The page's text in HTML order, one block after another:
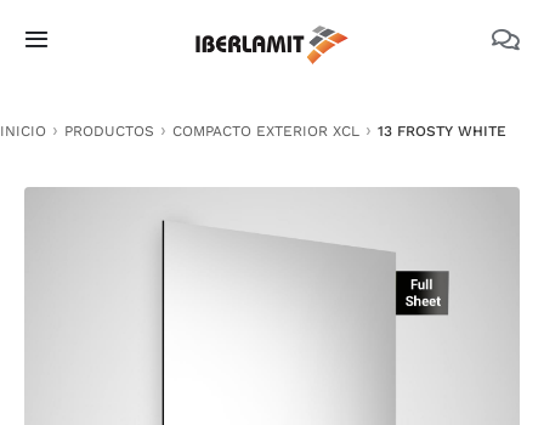
Toggle
NOSOTROS
INICIO PRODUCTOS COMPACTO EXTERIOR XCL 13 FROSTY WHITE